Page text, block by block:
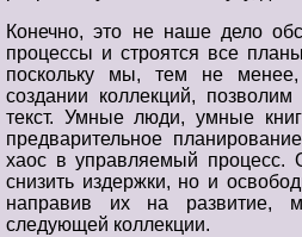
Конечно, это не наше дело
процессы и строятся все
поскольку мы, тем не
создании коллекций, позволим
текст. Умные люди, умные
предварительное
хаос в управляемый процесс.
снизить издержки, но и
направив их на развитие,
следующей коллекции.